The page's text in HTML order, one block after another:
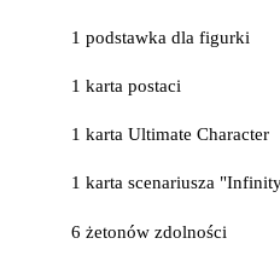
1 podstawka dla figurki
1 karta postaci
1 karta Ultimate Character
1 karta scenariusza
6 żetonów zdolności